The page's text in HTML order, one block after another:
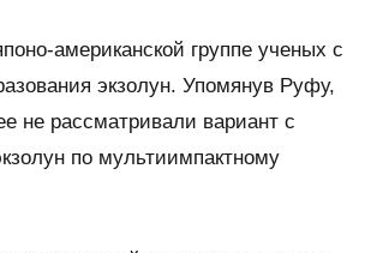
американской группе ученых с
экзолун. Упомянув Руфу,
не рассматривали вариант с
по мультиимпактному